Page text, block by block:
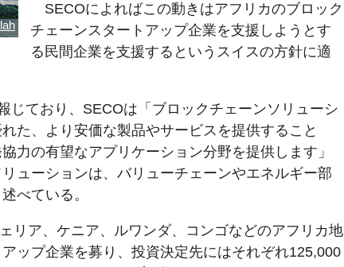
SECOによればこの動きはアフリカのブロック
チェーンスタートアップ企業を支援しようとす
る民間企業を支援するというスイスの方針に適
じており、SECOは「ブロックチェーンソリューシ
た、より安価な製品やサービスを提供すること
力の有望なアプリケーション分野を提供します」
ューションは、バリューチェーンやエネルギー部
べている。
リア、ケニア、ルワンダ、コンゴなどのアフリカ地
ップ企業を募り、投資決定先にはそれぞれ125,000